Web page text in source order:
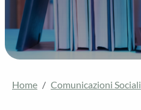
Home Comunicazioni Sociali